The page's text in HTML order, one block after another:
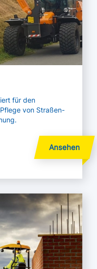
für den
von Straßen-